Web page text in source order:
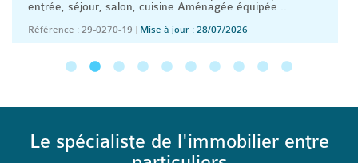
entrée, séjour, salon, cuisine Aménagée équipée ..
Référence : 29-0270-19 Mise à jour : 28/07/2026
Le spécialiste de l'immobilier entre